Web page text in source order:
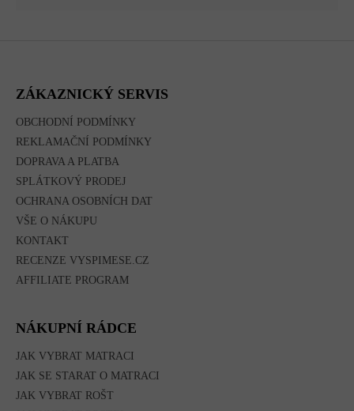
ZÁKAZNICKÝ SERVIS
OBCHODNÍ PODMÍNKY
REKLAMAČNÍ PODMÍNKY
DOPRAVA A PLATBA
SPLÁTKOVÝ PRODEJ
OCHRANA OSOBNÍCH DAT
VŠE O NÁKUPU
KONTAKT
RECENZE VYSPIMESE.CZ
AFFILIATE PROGRAM
NÁKUPNÍ RÁDCE
JAK VYBRAT MATRACI
JAK SE STARAT O MATRACI
JAK VYBRAT ROŠT